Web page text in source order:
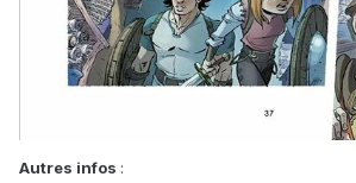
Autres infos :